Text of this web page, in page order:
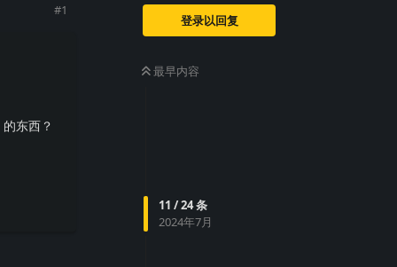
登录以回复
最早内容
11 /24条
2024年7月
#1
东西？